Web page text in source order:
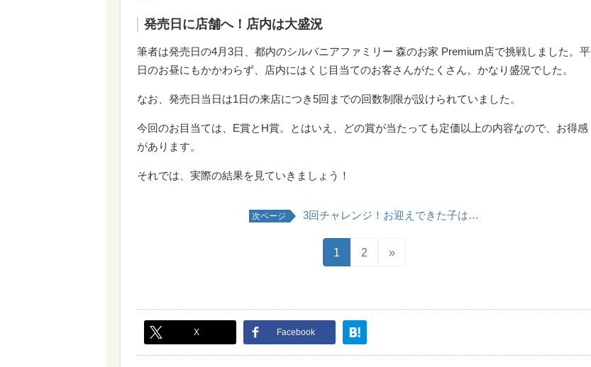
発売日に店舗へ！店内は大盛況
筆者は発売日の4月3日、都内のシルバニアファミリー 森のお家 Premium店で挑戦しました。平
日のお昼にもかかわらず、店内にはくじ目当てのお客さんがたくさん。かなり盛況でした。
なお、発売日当日は1日の来店につき5回までの回数制限が設けられていました。
今回のお目当ては、E賞とH賞。とはいえ、どの賞が当たっても定価以上の内容なので、お得感
があります。
それでは、実際の結果を見ていきましょう！
次ページ 3回チャレンジ！お迎えできた子は…
1 2 »
X Facebook